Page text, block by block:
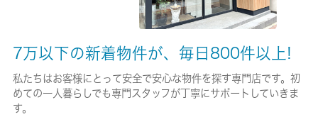
保険加入/料金
有/-
7万以下の新着物件が、毎日800件以上!
私たちはお客様にとって安全で安心な物件を探す専門店です。初
めての一人暮らしでも専門スタッフが丁寧にサポートしていきま
す。